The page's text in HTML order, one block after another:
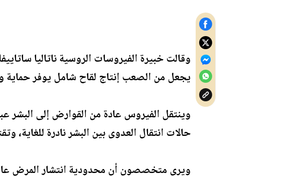
وقالت خبيرة الفيروسات الروسية ناتاليا
يجعل من الصعب إنتاج لقاح شامل يوفر حماية
وينتقل الفيروس عادة من القوارض إلى البشر
حالات انتقال العدوى بين البشر نادرة للغاية،
ويرى متخصصون أن محدودية انتشار المرض